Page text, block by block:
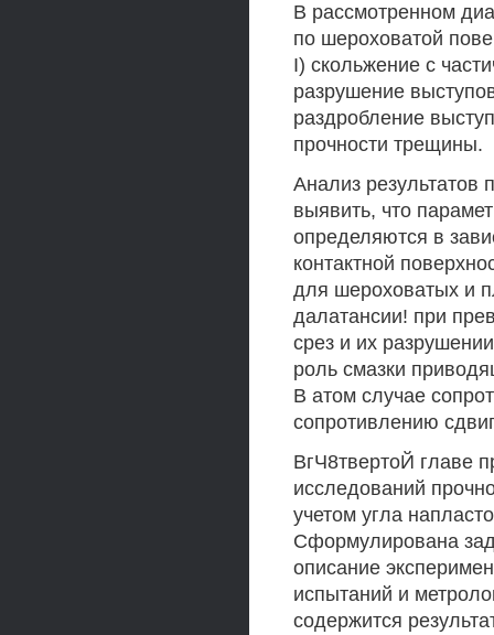
В рассмотренном
по шероховатой
I) скольжение с
разрушение
раздробление
прочности трещины.
Анализ результатов
выявить, что
определяются в
контактной
для шероховатых и
далатансии! при
срез и их
роль смазки
В атом случае
сопротивлению
ВгЧ8твертоЙ главе
исследований
учетом угла
Сформулирована
описание
испытаний и
содержится